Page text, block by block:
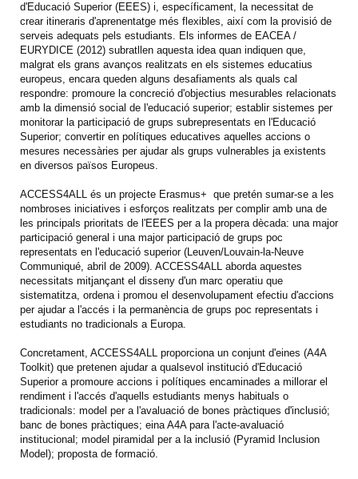
d'Educació Superior (EEES) i, específicament, la necessitat de
crear itineraris d'aprenentatge més flexibles, així com la provisió de
serveis adequats pels estudiants. Els informes de EACEA /
EURYDICE (2012) subratllen aquesta idea quan indiquen que,
malgrat els grans avanços realitzats en els sistemes educatius
europeus, encara queden alguns desafiaments als quals cal
respondre: promoure la concreció d'objectius mesurables relacionats
amb la dimensió social de l'educació superior; establir sistemes per
monitorar la participació de grups subrepresentats en l'Educació
Superior; convertir en polítiques educatives aquelles accions o
mesures necessàries per ajudar als grups vulnerables ja existents
en diversos països Europeus.
ACCESS4ALL és un projecte Erasmus+ que pretén sumar-se a les
nombroses iniciatives i esforços realitzats per complir amb una de
les principals prioritats de l'EEES per a la propera dècada: una major
participació general i una major participació de grups poc
representats en l'educació superior (Leuven/Louvain-la-Neuve
Communiqué, abril de 2009). ACCESS4ALL aborda aquestes
necessitats mitjançant el disseny d'un marc operatiu que
sistematitza, ordena i promou el desenvolupament efectiu d'accions
per ajudar a l'accés i la permanència de grups poc representats i
estudiants no tradicionals a Europa.
Concretament, ACCESS4ALL proporciona un conjunt d'eines (A4A
Toolkit) que pretenen ajudar a qualsevol institució d'Educació
Superior a promoure accions i polítiques encaminades a millorar el
rendiment i l'accés d'aquells estudiants menys habituals o
tradicionals: model per a l'avaluació de bones pràctiques d'inclusió;
banc de bones pràctiques; eina A4A para l'acte-avaluació
institucional; model piramidal per a la inclusió (Pyramid Inclusion
Model); proposta de formació.